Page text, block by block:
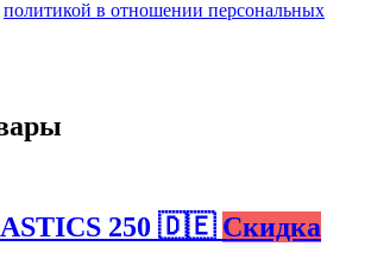
политикой в отношении персональных
250 🇩🇪 Скидка